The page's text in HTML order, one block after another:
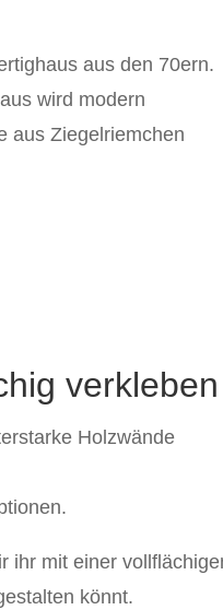
aus den 70ern.
wird modern
aus Ziegelriemchen
verkleben
Holzwände
ihr mit einer
könnt.